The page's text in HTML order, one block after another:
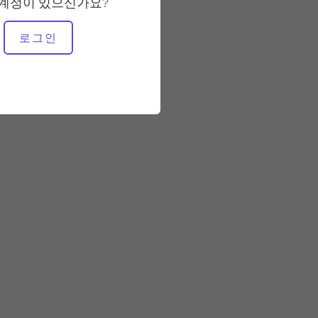
로그인
필요한 장비